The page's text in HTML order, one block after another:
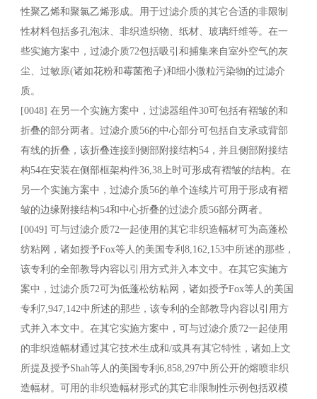
性聚乙烯和聚氯乙烯形成。用于过滤介质的其它合适的非限制
性材料包括多孔泡沫、非织造织物、纸材、玻璃纤维等。在一
些实施方案中，过滤介质72包括吸引和捕集来自室外空气的灰
尘、过敏原(诸如花粉和霉菌孢子)和细小微粒污染物的过滤介
质。
[0048] 在另一个实施方案中，过滤器组件30可包括有褶皱的和
折叠的部分两者。过滤介质56的中心部分可包括自支承或背部
有线的折叠，该折叠连接到侧部附接结构54，并且侧部附接结
构54在安装在侧部框架构件36,38上时可形成有褶皱的结构。在
另一个实施方案中，过滤介质56的单个连续片可用于形成有褶
皱的边缘附接结构54和中心折叠的过滤介质56部分两者。
[0049] 可与过滤介质72一起使用的其它非织造幅材可为高蓬松
纺粘网，诸如授予Fox等人的美国专利8,162,153中所述的那些，
该专利的全部教导内容以引用方式并入本文中。在其它实施方
案中，过滤介质72可为低蓬松纺粘网，诸如授予Fox等人的美国
专利7,947,142中所述的那些，该专利的全部教导内容以引用方
式并入本文中。在其它实施方案中，可与过滤介质72一起使用
的非织造幅材通过其它技术生成和/或具有其它特性，诸如上文
所提及授予Shah等人的美国专利6,858,297中所公开的熔喷非织
造幅材。可用的非织造幅材形式的其它非限制性示例包括双模